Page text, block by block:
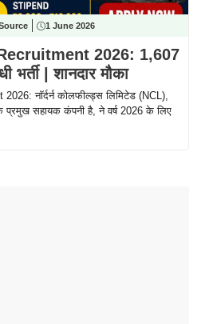
1 June 2026
2026: 1,607
भर्ती | शानदार मौका
नॉर्दर्न कोलफील्ड्स लिमिटेड (NCL),
प्रमुख सहायक कंपनी है, ने वर्ष 2026 के लिए